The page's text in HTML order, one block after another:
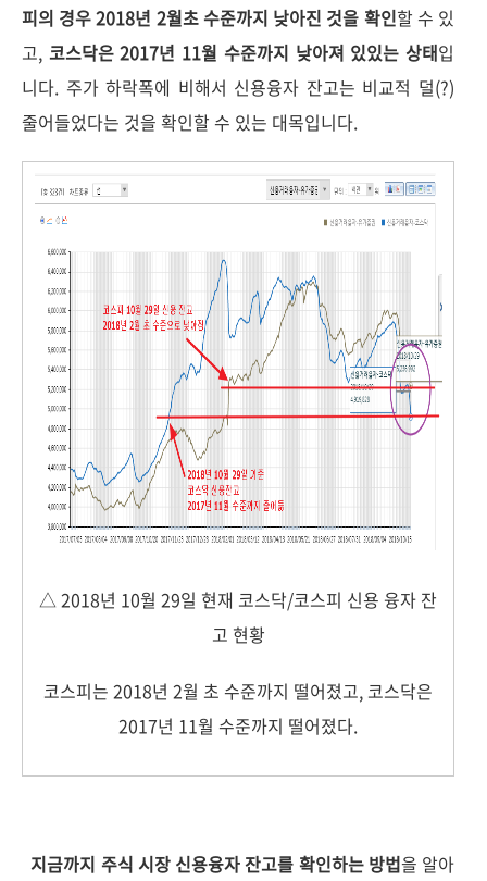
피의 경우 2018년 2월초 수준까지 낮아진 것을 확인할 수 있
고, 코스닥은 2017년 11월 수준까지 낮아져 있있는 상태입
니다. 주가 하락폭에 비해서 신용융자 잔고는 비교적 덜(?)
줄어들었다는 것을 확인할 수 있는 대목입니다.
△ 2018년 10월 29일 현재 코스닥/코스피 신용 융자 잔
고 현황
코스피는 2018년 2월 초 수준까지 떨어졌고, 코스닥은
2017년 11월 수준까지 떨어졌다.
지금까지 주식 시장 신용융자 잔고를 확인하는 방법을 알아